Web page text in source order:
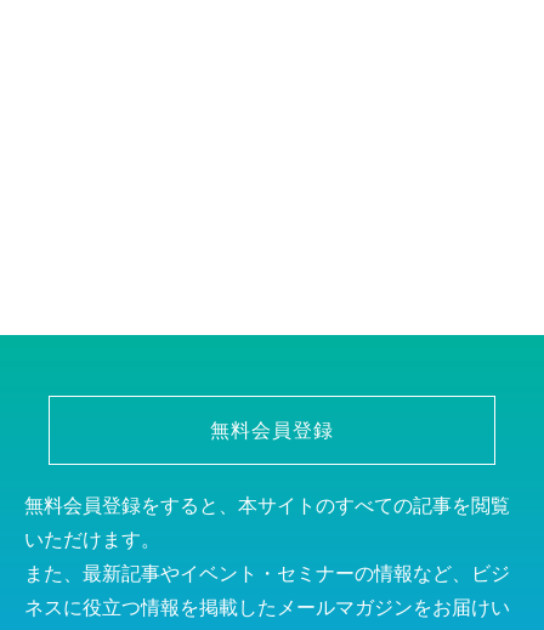
無料会員登録
無料会員登録をすると、本サイトのすべての記事を閲覧
いただけます。
また、最新記事やイベント・セミナーの情報など、ビジ
ネスに役立つ情報を掲載したメールマガジンをお届けい